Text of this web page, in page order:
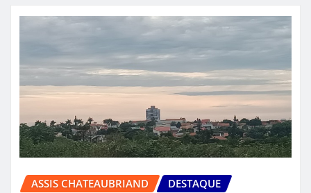
ASSIS CHATEAUBRIAND DESTAQUE